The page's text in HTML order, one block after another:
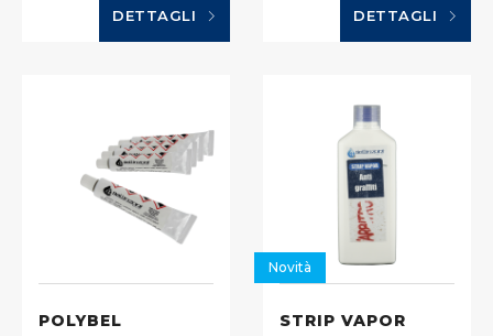
DETTAGLI DETTAGLI
POLYBEL
Novità
STRIP VAPOR